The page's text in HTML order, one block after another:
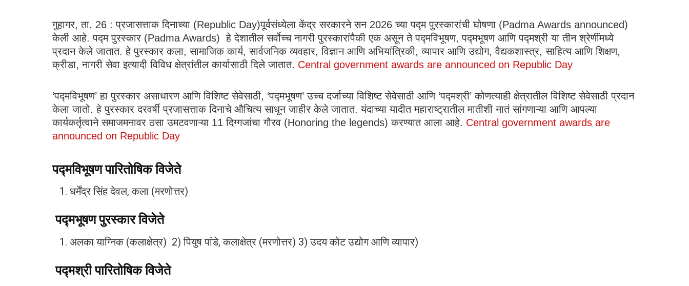
गुहागर, ता. 26 : प्रजासत्ताक दिनाच्या (Republic Day)पूर्वसंध्येला केंद्र सरकारने सन 2026 च्या पद्म पुरस्कारांची घोषणा (Padma Awards announced)
केली आहे. पद्म पुरस्कार (Padma Awards) हे देशातील सर्वोच्च नागरी पुरस्कारांपैकी एक असून ते पद्मविभूषण, पद्मभूषण आणि पद्मश्री या तीन श्रेणींमध्ये
प्रदान केले जातात. हे पुरस्कार कला, सामाजिक कार्य, सार्वजनिक व्यवहार, विज्ञान आणि अभियांत्रिकी, व्यापार आणि उद्योग, वैद्यकशास्त्र, साहित्य आणि शिक्षण,
क्रीडा, नागरी सेवा इत्यादी विविध क्षेत्रांतील कार्यासाठी दिले जातात. Central government awards are announced on Republic Day
‘पद्मविभूषण’ हा पुरस्कार असाधारण आणि विशिष्ट सेवेसाठी, ‘पद्मभूषण’ उच्च दर्जाच्या विशिष्ट सेवेसाठी आणि ‘पद्मश्री’ कोणत्याही क्षेत्रातील विशिष्ट सेवेसाठी प्रदान
केला जातो. हे पुरस्कार दरवर्षी प्रजासत्ताक दिनाचे औचित्य साधून जाहीर केले जातात. यंदाच्या यादीत महाराष्ट्रातील मातीशी नातं सांगणाऱ्या आणि आपल्या
कार्यकर्तृत्वाने समाजमनावर ठसा उमटवणाऱ्या 11 दिग्गजांचा गौरव (Honoring the legends) करण्यात आला आहे. Central government awards are
announced on Republic Day
पद्मविभूषण पारितोषिक विजेते
धर्मेंद्र सिंह देवल, कला (मरणोत्तर)
पद्मभूषण पुरस्कार विजेते
अलका याग्निक (कलाक्षेत्र) 2) पियुष पांडे, कलाक्षेत्र (मरणोत्तर) 3) उदय कोट उद्योग आणि व्यापार)
पद्मश्री पारितोषिक विजेते